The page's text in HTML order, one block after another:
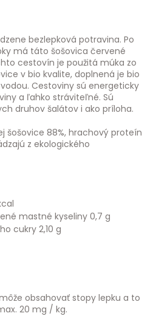
bezlepková potravina. Po
má táto šošovica červené
cestovín je použitá múka zo
v bio kvalite, doplnená je bio
Cestoviny sú energeticky
a ľahko stráviteľné. Sú
druhov šalátov i ako príloha.
šošovice 88%, hrachový proteín
z ekologického
mastné kyseliny 0,7 g
cukry 2,10 g
obsahovať stopy lepku a to
20 mg / kg.